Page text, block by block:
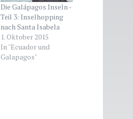
Die Galápagos Inseln -
Teil 3: Inselhopping
nach Santa Isabela
1. Oktober 2015
In "Ecuador und
Galapagos"